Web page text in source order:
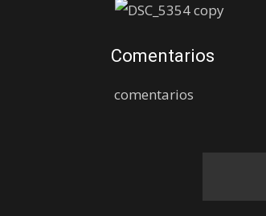
Comentarios
comentarios